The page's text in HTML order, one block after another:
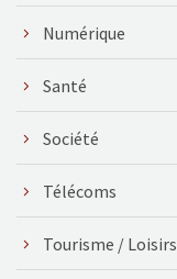
Numérique
Santé
Société
Télécoms
Tourisme / Loisirs